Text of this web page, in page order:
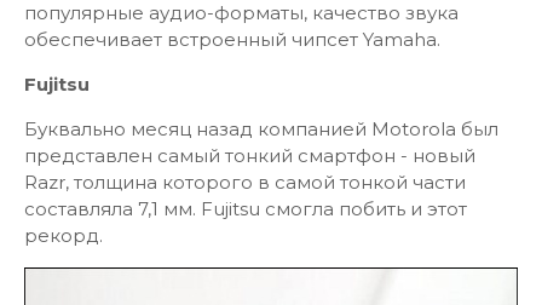
популярные аудио-форматы, качество звука
обеспечивает встроенный чипсет Yamaha.
Fujitsu
Буквально месяц назад компанией Motorola был
представлен самый тонкий смартфон - новый
Razr, толщина которого в самой тонкой части
составляла 7,1 мм. Fujitsu смогла побить и этот
рекорд.